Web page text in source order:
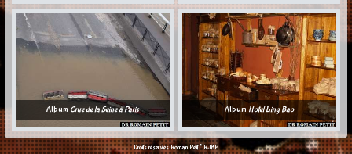
Album Crue de la Seine à Paris Album Hotel Ling Bao
Droits réservés Romain Petit©RJBP